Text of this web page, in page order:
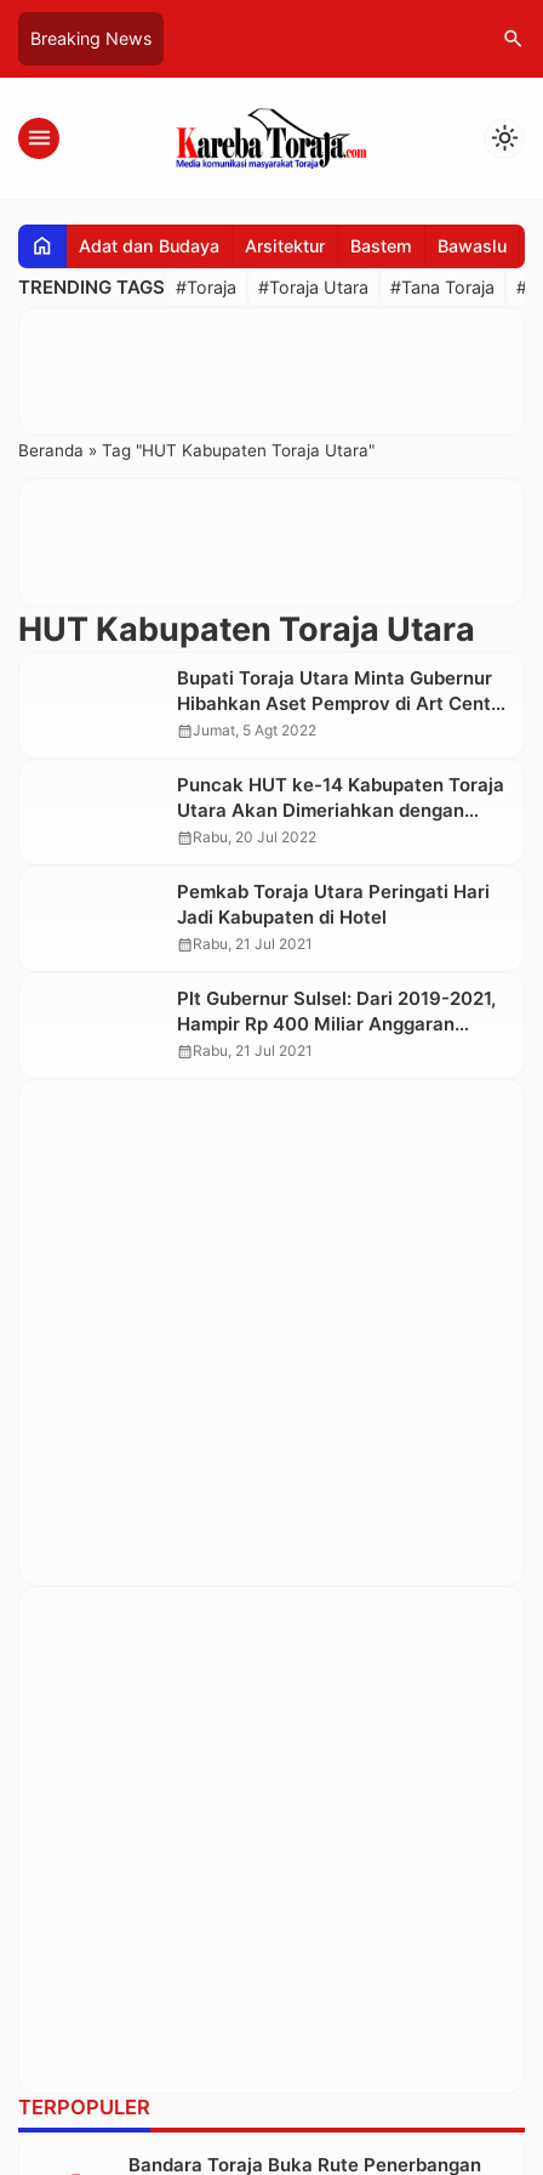
Breaking News search
menu light_mode
home Adat dan Budaya Arsitektur Bastem Bawaslu
TRENDING TAGS #Toraja #Toraja Utara #Tana Toraja
Beranda » Tag "HUT Kabupaten Toraja Utara"
HUT Kabupaten Toraja Utara
Bupati Toraja Utara Minta Gubernur
Hibahkan Aset Pemprov di Art Centre
Rantepao
calendar_monthJumat, 5 Agt 2022
Puncak HUT ke-14 Kabupaten Toraja
Utara Akan Dimeriahkan dengan
Devile Kecamatan
calendar_monthRabu, 20 Jul 2022
Pemkab Toraja Utara Peringati Hari
Jadi Kabupaten di Hotel
calendar_monthRabu, 21 Jul 2021
Plt Gubernur Sulsel: Dari 2019-2021,
Hampir Rp 400 Miliar Anggaran
Masuk ke Toraja Utara
calendar_monthRabu, 21 Jul 2021
TERPOPULER
Bandara Toraja Buka Rute Penerbangan